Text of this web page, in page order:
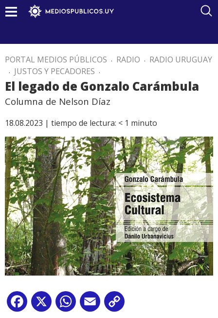
PORTAL MEDIOS PÚBLICOS . RADIO . RADIO URUGUAY
. JUSTOS Y PECADORES .
El legado de Gonzalo Carámbula
Columna de Nelson Díaz
18.08.2023 | tiempo de lectura: < 1 minuto
Facebook
X WhatsApp
Email